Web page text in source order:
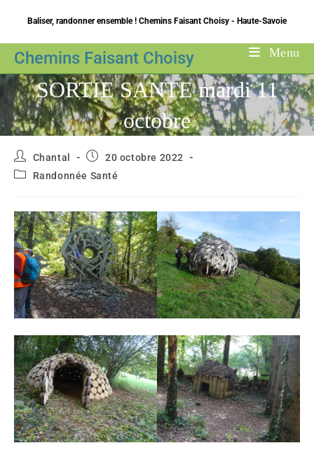
content
Baliser, randonner ensemble ! Chemins Faisant Choisy - Haute-Savoie
Chemins Faisant Choisy Menu
SORTIE SANTE mardi 11
octobre
Auteur/autrice
de
la
Chantal
Publication
20 octobre 2022
PostRandonnée Santé